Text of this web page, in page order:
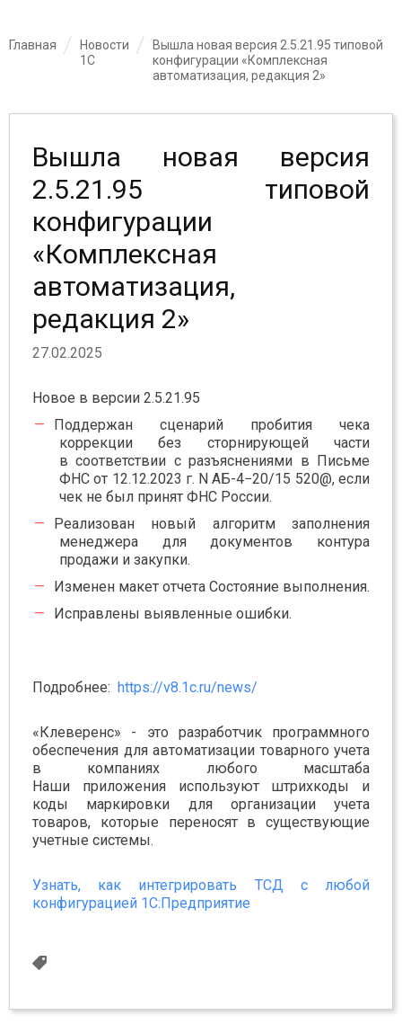
Главная
Новости
1С
Вышла новая версия 2.5.21.95 типовой
конфигурации «Комплексная
автоматизация, редакция 2»
Вышла новая версия
2.5.21.95 типовой
конфигурации
«Комплексная
автоматизация,
редакция 2»
27.02.2025
Новое в версии 2.5.21.95
Поддержан сценарий пробития чека
коррекции без сторнирующей части
в соответствии с разъяснениями в Письме
ФНС от 12.12.2023 г. N АБ-4−20/15 520@, если
чек не был принят ФНС России.
Реализован новый алгоритм заполнения
менеджера для документов контура
продажи и закупки.
Изменен макет отчета Состояние выполнения.
Исправлены выявленные ошибки.
Подробнее: https://v8.1c.ru/news/
«Клеверенс» - это разработчик программного
обеспечения для автоматизации товарного учета
в компаниях любого масштаба
Наши приложения используют штрихкоды и
коды маркировки для организации учета
товаров, которые переносят в существующие
учетные системы.
Узнать, как интегрировать ТСД с любой
конфигурацией 1С:Предприятие